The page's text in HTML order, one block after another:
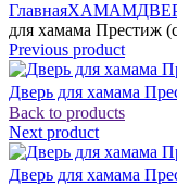
ГлавнаяХАМАМ
для хамама Престиж
Previous product
Дверь для хамама
Back to products
Next product
Дверь для хамама